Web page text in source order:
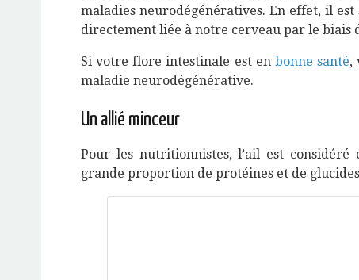
maladies neurodégénératives. En effet, il
directement liée à notre cerveau par le biais
Si votre flore intestinale est en bonne santé,
maladie neurodégénérative.
Un allié minceur
Pour les nutritionnistes, l’ail est
grande proportion de protéines et de